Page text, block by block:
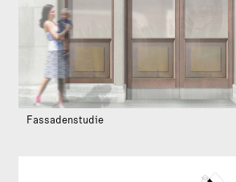
Fassadenstudie